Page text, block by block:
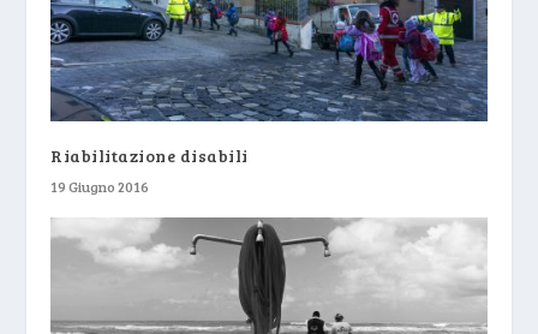
Riabilitazione disabili
19 Giugno 2016